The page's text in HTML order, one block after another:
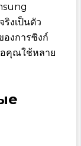
งเป็นตัว
งการซิงก์
อคุณใช้หลาย